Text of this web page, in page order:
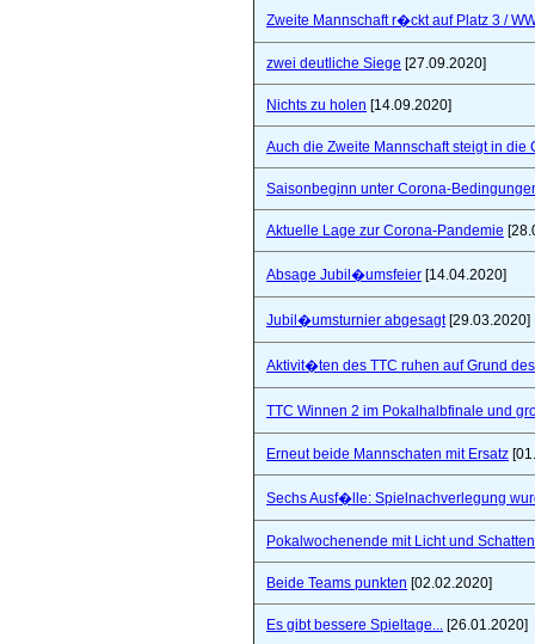
Zweite Mannschaft r�ckt auf Platz 3 /
zwei deutliche Siege [27.09.2020]
Nichts zu holen [14.09.2020]
Auch die Zweite Mannschaft steigt in die
Saisonbeginn unter Corona-
Aktuelle Lage zur Corona-Pandemie
Absage Jubil�umsfeier [14.04.2020]
Jubil�umsturnier abgesagt[29.03.2020]
Aktivit�ten des TTC ruhen auf Grund
TTC Winnen 2 im Pokalhalbfinale und
Erneut beide Mannschaten mit Ersatz
Sechs Ausf�lle: Spielnachverlegung
Pokalwochenende mit Licht und
Beide Teams punkten [02.02.2020]
Es gibt bessere Spieltage... [26.01.2020]